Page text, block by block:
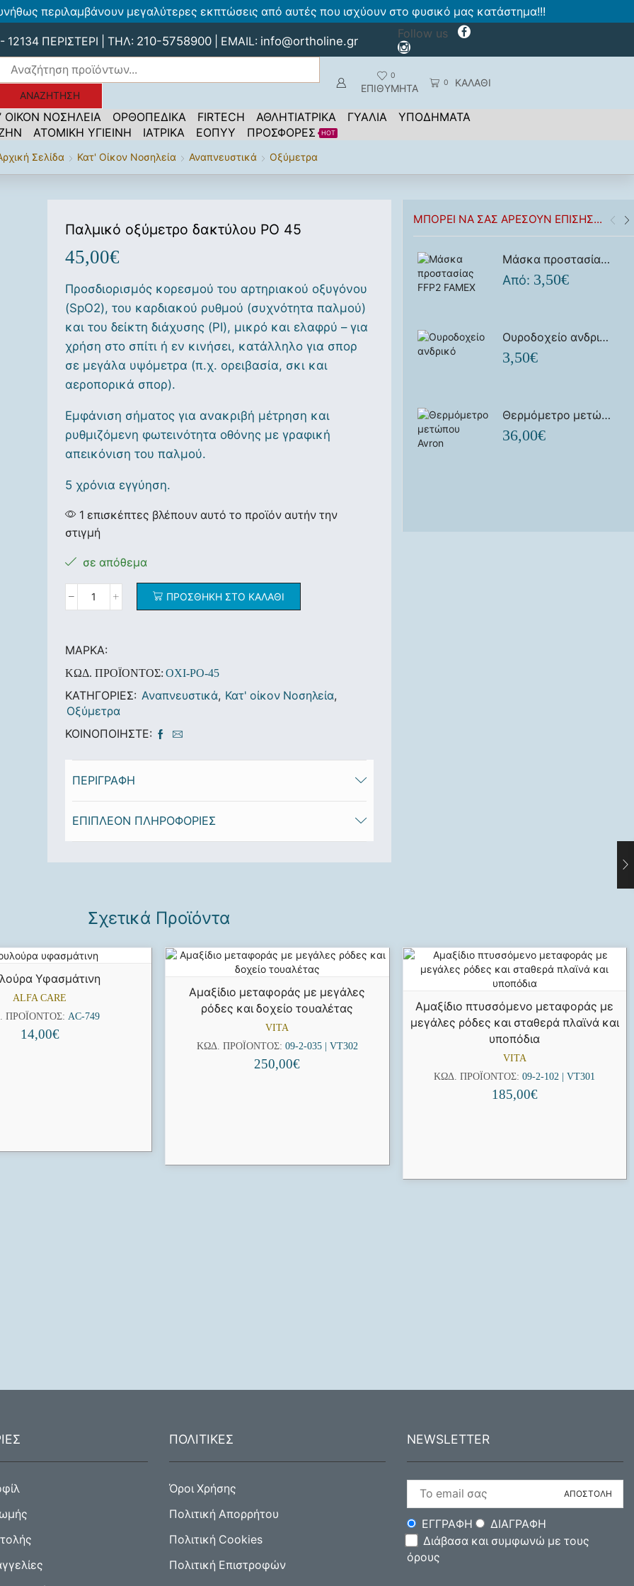
περιλαμβάνουν μεγαλύτερες εκπτώσεις από αυτές που ισχύουν στο φυσικό μας κατάστημα!!!
ΠΕΡΙΣΤΕΡΙ | ΤΗΛ: 210-5758900 | EMAIL: info@ortholine.gr
Follow us
ΑΝΑΖΉΤΗΣΗ
0
ΕΠΙΘΥΜΗΤΑ 0 ΚΑΛΑΘΙ
ΟΙΚΟΝ ΝΟΣΗΛΕΙΑ ΟΡΘΟΠΕΔΙΚΑ FIRTECH ΑΘΛΗΤΙΑΤΡΙΚΑ ΓΥΑΛΙΑ
ΥΠΟΔΗΜΑΤΑ
ΑΤΟΜΙΚΗ ΥΓΙΕΙΝΗ ΙΑΤΡΙΚΑ ΕΟΠΥΥ ΠΡΟΣΦΟΡΕΣ HOT
Σελίδα Κατ' Οίκον Νοσηλεία Αναπνευστικά Οξύμετρα
Παλμικό οξύμετρο δακτύλου PO 45
45,00€
Προσδιορισμός κορεσμού του αρτηριακού οξυγόνου
(SpO2), του καρδιακού ρυθμού (συχνότητα παλμού)
και του δείκτη διάχυσης (PI), μικρό και ελαφρύ – για
χρήση στο σπίτι ή εν κινήσει, κατάλληλο για σπορ
σε μεγάλα υψόμετρα (π.χ. ορειβασία, σκι και
αεροπορικά σπορ).
Εμφάνιση σήματος για ανακριβή μέτρηση και
ρυθμιζόμενη φωτεινότητα οθόνης με γραφική
απεικόνιση του παλμού.
5 χρόνια εγγύηση.
1 επισκέπτες βλέπουν αυτό το προϊόν αυτήν την
στιγμή
σε απόθεμα
ΠΡΟΣΘΉΚΗ ΣΤΟ ΚΑΛΆΘΙ
ΜΆΡΚΑ:
ΚΩΔ. ΠΡΟΪΌΝΤΟΣ: OXI-PO-45
ΚΑΤΗΓΟΡΊΕΣ: Αναπνευστικά, Κατ' οίκον Νοσηλεία,
Οξύμετρα
ΚΟΙΝΟΠΟΙΉΣΤΕ:
ΠΕΡΙΓΡΑΦΉ
ΕΠΙΠΛΈΟΝ ΠΛΗΡΟΦΟΡΊΕΣ
ΜΠΟΡΕΊ ΝΑ ΣΑΣ ΑΡΈΣΟΥΝ ΕΠΊΣΗΣ...
Μάσκα προστασίας FFP2 FAMEX
Από: 3,50€
Ουροδοχείο ανδρικό
3,50€
Θερμόμετρο μετώπου Avron
36,00€
Σχετικά Προϊόντα
Υφασμάτινη
ALFA CARE
ΠΡΟΪΌΝΤΟΣ: AC-749
14,00€
Αμαξίδιο μεταφοράς με μεγάλες
ρόδες και δοχείο τουαλέτας
VITA
ΚΩΔ. ΠΡΟΪΌΝΤΟΣ: 09-2-035 | VT302
250,00€
Αμαξίδιο πτυσσόμενο μεταφοράς με
μεγάλες ρόδες και σταθερά πλαϊνά και
υποπόδια
VITA
ΚΩΔ. ΠΡΟΪΌΝΤΟΣ:09-2-102 | VT301
185,00€
ΠΟΛΙΤΙΚΕΣ
Όροι Χρήσης
Πολιτική Απορρήτου
Πολιτική Cookies
Πολιτική Επιστροφών
NEWSLETTER
ΕΓΓΡΑΦΗ
ΔΙΑΓΡΑΦΗ
Διάβασα και συμφωνώ με τους
όρους